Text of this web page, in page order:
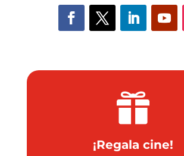

¡Regala cine!